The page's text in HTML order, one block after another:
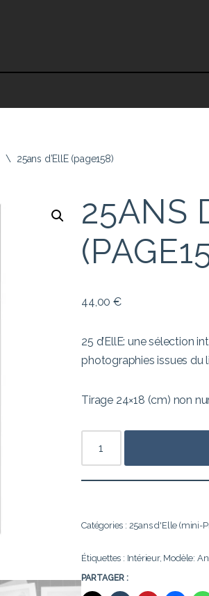
\ 25ans d’EllE (page158)
25ANS
44,00 €
25 d’EllE: une sélection
photographies issues du
Tirage 24×18 (cm) non
Catégories : 25ans d'Elle (mini-
Étiquettes : Intérieur, Modèle:
PARTAGER :